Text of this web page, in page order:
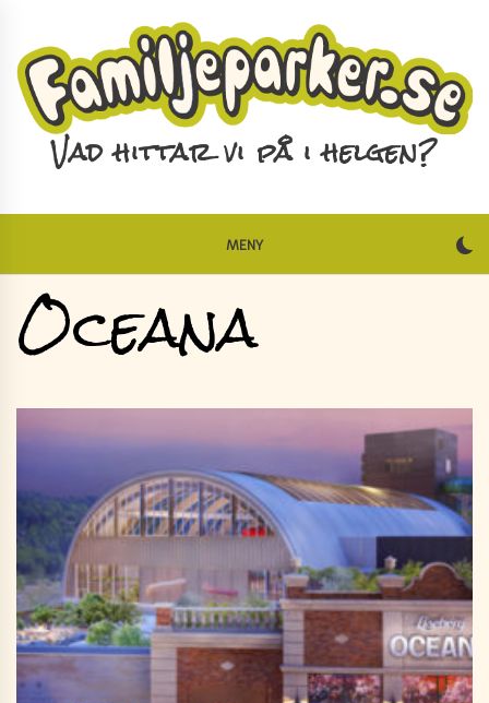
content
Vad hittar vi på i helgen?
MENY
Oceana